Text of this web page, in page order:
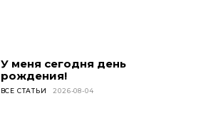
У меня сегодня день
рождения!
ВСЕ СТАТЬИ 2026-08-04